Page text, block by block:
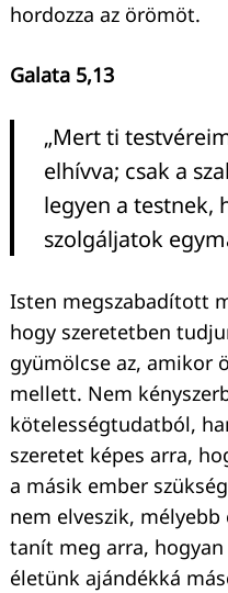
hordozza az örömöt.
Galata 5,13
„Mert ti
elhívva; csak a
legyen a testnek,
szolgáljatok
Isten megszabadított
hogy szeretetben
gyümölcse az, amikor
mellett. Nem
kötelességtudatból,
szeretet képes arra,
a másik ember
nem elveszik,
tanít meg arra,
életünk ajándékká